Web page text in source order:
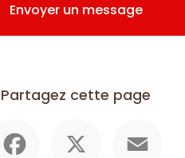
Envoyer un message
Partagez cette page